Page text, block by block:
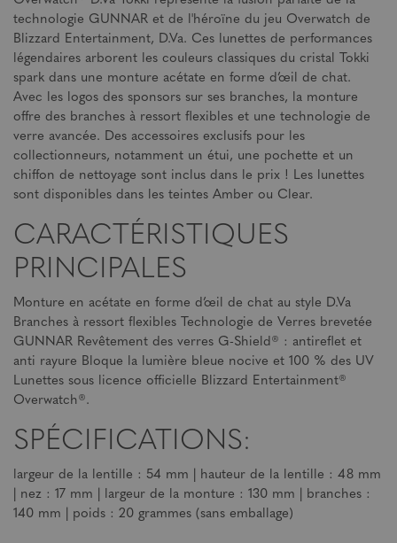
technologie GUNNAR et de l'héroïne du jeu Overwatch de
Blizzard Entertainment, D.Va. Ces lunettes de performances
légendaires arborent les couleurs classiques du cristal Tokki
spark dans une monture acétate en forme d’œil de chat.
Avec les logos des sponsors sur ses branches, la monture
offre des branches à ressort flexibles et une technologie de
verre avancée. Des accessoires exclusifs pour les
collectionneurs, notamment un étui, une pochette et un
chiffon de nettoyage sont inclus dans le prix ! Les lunettes
sont disponibles dans les teintes Amber ou Clear.
CARACTÉRISTIQUES
PRINCIPALES
Monture en acétate en forme d’œil de chat au style D.Va
Branches à ressort flexibles Technologie de Verres brevetée
GUNNAR Revêtement des verres G-Shield® : antireflet et
anti rayure Bloque la lumière bleue nocive et 100 % des UV
Lunettes sous licence officielle Blizzard Entertainment®
Overwatch®.
SPÉCIFICATIONS:
largeur de la lentille : 54 mm | hauteur de la lentille : 48 mm
| nez : 17 mm | largeur de la monture : 130 mm | branches :
140 mm | poids : 20 grammes (sans emballage)